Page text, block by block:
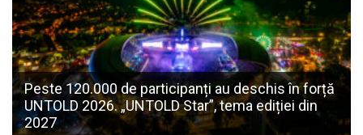
Peste 120.000 de participanți au deschis în forță
UNTOLD 2026. „UNTOLD Star”, tema ediției din
2027